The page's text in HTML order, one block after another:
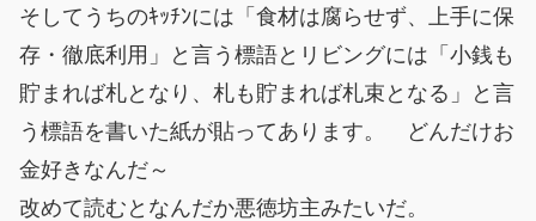
そしてうちのｷｯﾁﾝには「食材は腐らせず、上手に保
存・徹底利用」と言う標語とリビングには「小銭も
貯まれば札となり、札も貯まれば札束となる」と言
う標語を書いた紙が貼ってあります。 どんだけお
金好きなんだ～
改めて読むとなんだか悪徳坊主みたいだ。